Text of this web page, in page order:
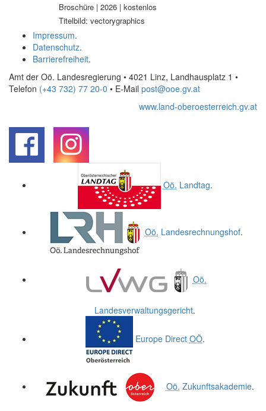
Broschüre | 2026 | kostenlos
Titelbild: vectorygraphics
Impressum.
Datenschutz.
Barrierefreiheit.
Amt der Oö. Landesregierung • 4021 Linz, Landhausplatz 1 •
Telefon (+43 732) 77 20-0 • E-Mail post@ooe.gv.at
www.land-oberoesterreich.gv.at
Oö. Landtag.
Oö. Landesrechnungshof.
Oö.
Landesverwaltungsgericht.
Europe Direct OÖ.
Oö. Zukunftsakademie.